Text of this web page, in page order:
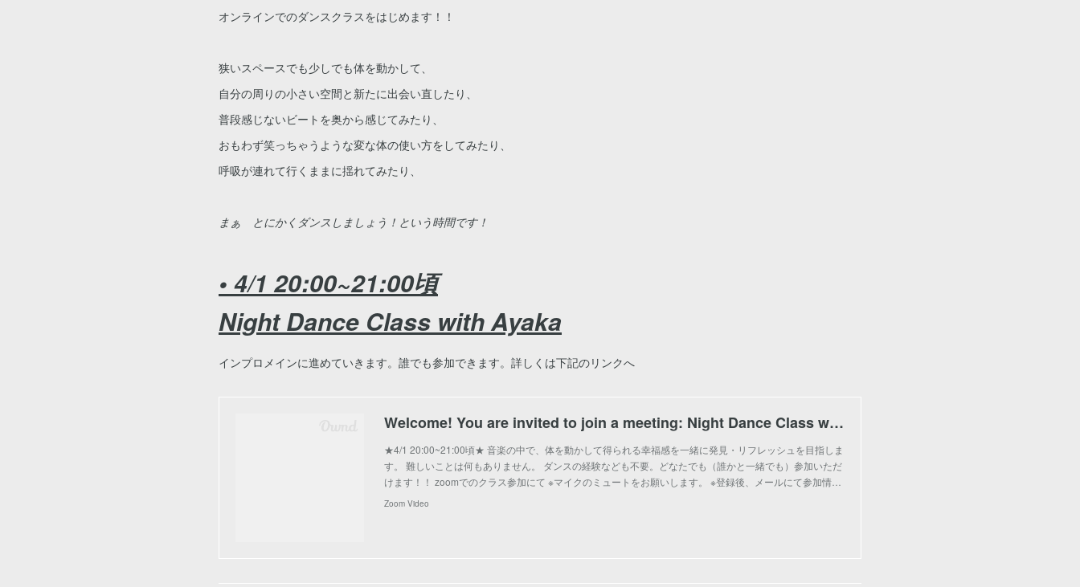
オンラインでのダンスクラスをはじめます！！
狭いスペースでも少しでも体を動かして、
自分の周りの小さい空間と新たに出会い直したり、
普段感じないビートを奥から感じてみたり、
おもわず笑っちゃうような変な体の使い方をしてみたり、
呼吸が連れて行くままに揺れてみたり、
まぁ とにかくダンスしましょう！という時間です！
• 4/1 20:00~21:00頃
Night Dance Class with Ayaka
インプロメインに進めていきます。誰でも参加できます。詳しくは下記のリンクへ
Welcome! You are invited to join a meeting: Night Dance Class with Ayaka. After registering, you wi
★4/1 20:00~21:00頃★ 音楽の中で、体を動かして得られる幸福感を一緒に発見・リフレッシュを目指しま
す。 難しいことは何もありません。 ダンスの経験なども不要。どなたでも（誰かと一緒でも）参加いただ
けます！！ zoomでのクラス参加にて ※マイクのミュートをお願いします。 ※登録後、メールにて参加情…
Zoom Video